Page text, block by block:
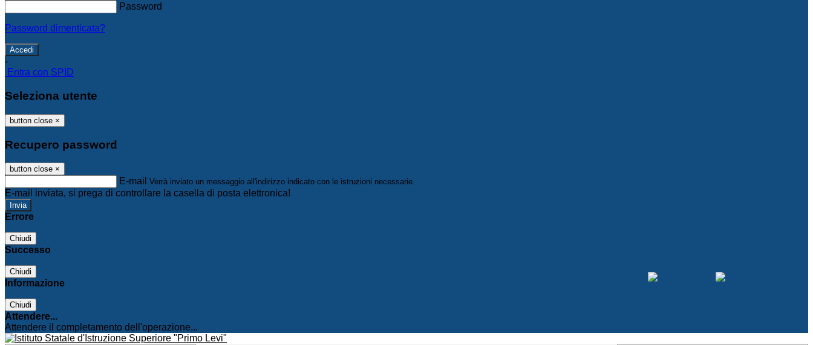
Password
Password dimenticata?
-
Entra con SPID
Seleziona utente
button close ×
Recupero password
button close ×
E-mail Verrà inviato un messaggio all'indirizzo indicato con le istruzioni necessarie.
E-mail inviata, si prega di controllare la casella di posta elettronica!
Errore
Chiudi
Successo
Chiudi
Informazione
Chiudi
Attendere...
Attendere il completamento dell'operazione...